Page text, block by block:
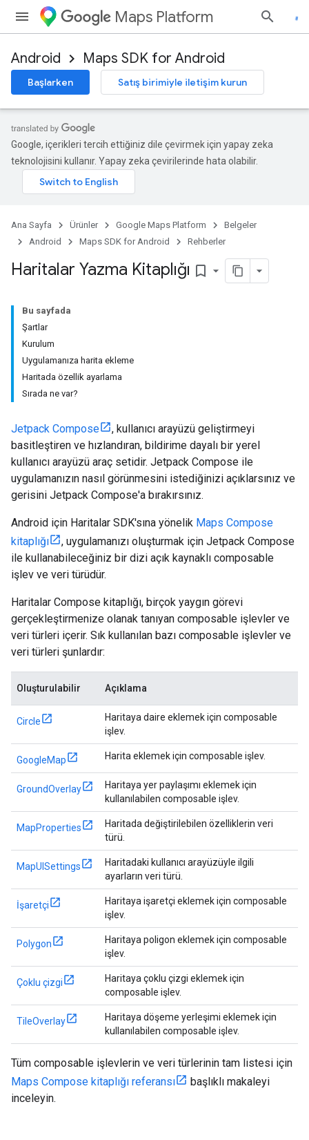
Maps Platform
Android Maps SDK for Android
Başlarken Satış birimiyle iletişim kurun
Google, içerikleri tercih ettiğiniz dile çevirmek için yapay zeka
teknolojisini kullanır. Yapay zeka çevirilerinde hata olabilir.
Ana Sayfa Ürünler Google Maps Platform
Belgeler
Android
Maps SDK for Android Rehberler
Haritalar Yazma Kitaplığı bookmark_border
Bu sayfada
Şartlar
Kurulum
Uygulamanıza harita ekleme
Haritada özellik ayarlama
Sırada ne var?
Jetpack Compose
, kullanıcı arayüzü geliştirmeyi
basitleştiren ve hızlandıran, bildirime dayalı bir yerel
kullanıcı arayüzü araç setidir. Jetpack Compose ile
uygulamanızın nasıl görünmesini istediğinizi açıklarsınız ve
gerisini Jetpack Compose'a bırakırsınız.
Android için Haritalar SDK'sına yönelik Maps Compose
kitaplığı
, uygulamanızı oluşturmak için Jetpack Compose
ile kullanabileceğiniz bir dizi açık kaynaklı composable
işlev ve veri türüdür.
Haritalar Compose kitaplığı, birçok yaygın görevi
gerçekleştirmenize olanak tanıyan composable işlevler ve
veri türleri içerir. Sık kullanılan bazı composable işlevler ve
veri türleri şunlardır:
Oluşturulabilir Açıklama
Circle
Haritaya daire eklemek için composable
işlev.
GoogleMap Harita eklemek için composable işlev.
GroundOverlay
Haritaya yer paylaşımı eklemek için
kullanılabilen composable işlev.
MapProperties
Haritada değiştirilebilen özelliklerin veri
türü.
MapUISettings
Haritadaki kullanıcı arayüzüyle ilgili
ayarların veri türü.
İşaretçi
Haritaya işaretçi eklemek için composable
işlev.
Polygon
Haritaya poligon eklemek için composable
işlev.
Çoklu çizgi
Haritaya çoklu çizgi eklemek için
composable işlev.
TileOverlay
Haritaya döşeme yerleşimi eklemek için
kullanılabilen composable işlev.
Tüm composable işlevlerin ve veri türlerinin tam listesi için
Maps Compose kitaplığı referansı
başlıklı makaleyi
inceleyin.